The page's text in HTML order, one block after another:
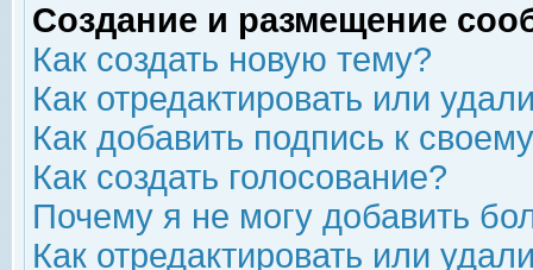
Создание и размещение
Как создать новую тему?
Как отредактировать или
Как добавить подпись к
Как создать голосование?
Почему я не могу добавить
Как отредактировать или